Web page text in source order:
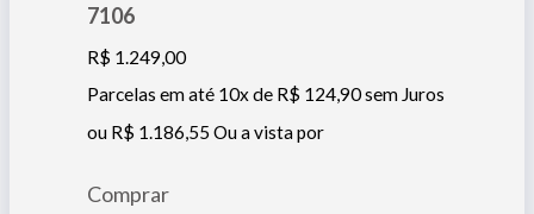
7106
R$ 1.249,00
Parcelas em até 10x de R$ 124,90sem Juros
ou R$ 1.186,55 Ou a vista por
Comprar